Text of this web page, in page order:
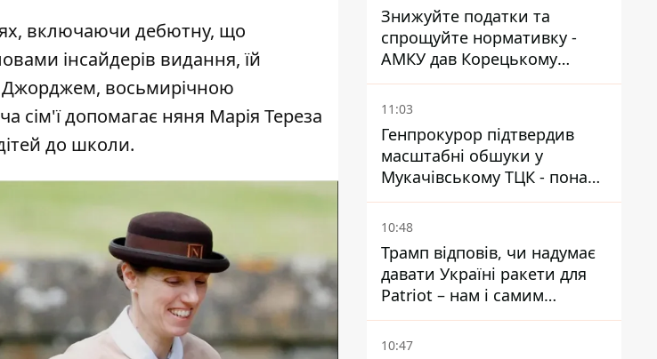
включаючи дебютну, що
інсайдерів видання, їй
Джорджем, восьмирічною
допомагає няня Марія Тереза
до школи.
Знижуйте податки та
спрощуйте нормативку -
АМКУ дав Корецькому
поради щодо зниження цін
на пальне
11:03
Генпрокурор підтвердив
масштабні обшуки у
Мукачівському ТЦК - понад
1,5 тисячі списаних з
військового обліку за
10:48
Трамп відповів, чи надумає
давати Україні ракети для
Patriot – нам і самим
потрібні
10:47